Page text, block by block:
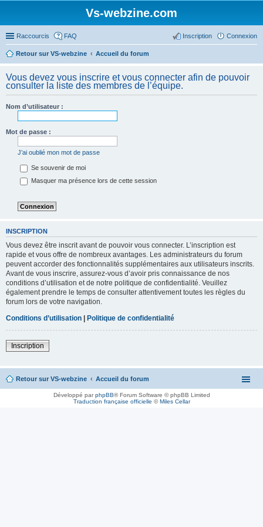
Vs-webzine.com
Raccourcis FAQ Connexion
Inscription
Retour sur VS-webzine Accueil du forum
Vous devez vous inscrire et vous connecter afin de pouvoir
consulter la liste des membres de l’équipe.
Nom d’utilisateur :
Mot de passe :
J’ai oublié mon mot de passe
Se souvenir de moi
Masquer ma présence lors de cette session
INSCRIPTION
Vous devez être inscrit avant de pouvoir vous connecter. L’inscription est
rapide et vous offre de nombreux avantages. Les administrateurs du forum
peuvent accorder des fonctionnalités supplémentaires aux utilisateurs inscrits.
Avant de vous inscrire, assurez-vous d’avoir pris connaissance de nos
conditions d’utilisation et de notre politique de confidentialité. Veuillez
également prendre le temps de consulter attentivement toutes les règles du
forum lors de votre navigation.
Conditions d’utilisation | Politique de confidentialité
Inscription
Retour sur VS-webzine Accueil du forum
Développé parphpBB® Forum Software © phpBB Limited
Traduction française officielle ©Miles Cellar